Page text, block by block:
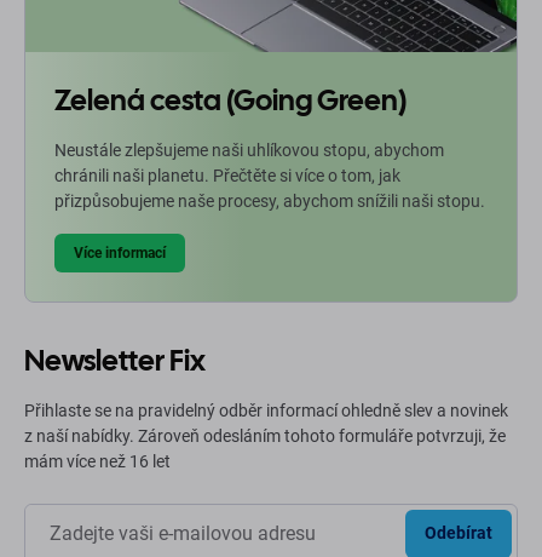
Zelená cesta (Going Green)
Neustále zlepšujeme naši uhlíkovou stopu, abychom
chránili naši planetu. Přečtěte si více o tom, jak
přizpůsobujeme naše procesy, abychom snížili naši stopu.
Více informací
Newsletter Fix
Přihlaste se na pravidelný odběr informací ohledně slev a novinek
z naší nabídky. Zároveň odesláním tohoto formuláře potvrzuji, že
mám více než 16 let
Odebírat